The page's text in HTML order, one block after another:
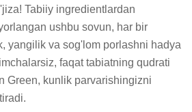
Tabiiy ingredientlardan
ushbu sovun, har bir
yangilik va sog'lom porlashni hadya
faqat tabiatning qudrati
Green, kunlik parvarishingizni